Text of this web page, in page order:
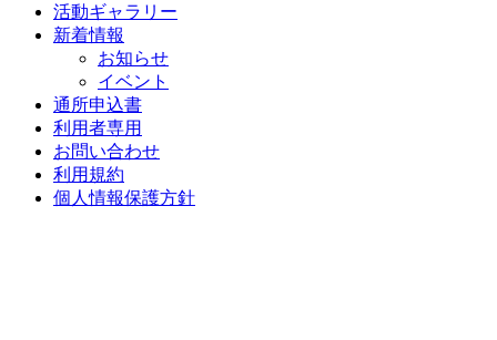
活動ギャラリー
新着情報
お知らせ
イベント
通所申込書
利用者専用
お問い合わせ
利用規約
個人情報保護方針